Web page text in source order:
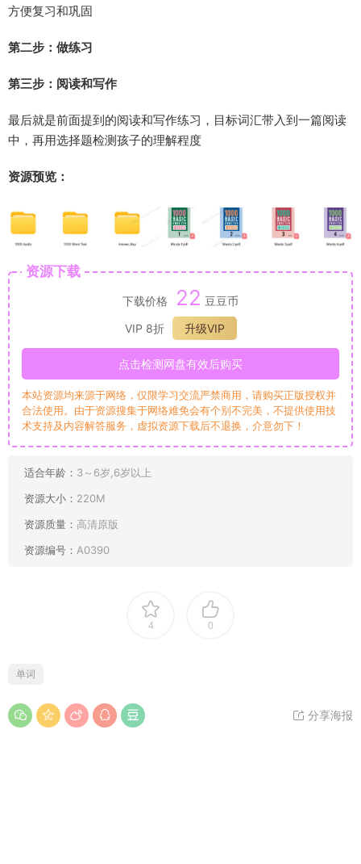
方便复习和巩固
第二步：做练习
第三步：阅读和写作
最后就是前面提到的阅读和写作练习，目标词汇带入到一篇阅读
中，再用选择题检测孩子的理解程度
资源预览：
资源下载
下载价格 22 豆豆币
VIP 8折
升级VIP
点击检测网盘有效后购买
本站资源均来源于网络，仅限学习交流严禁商用，请购买正版授权并
合法使用。由于资源搜集于网络难免会有个别不完美，不提供使用技
术支持及内容解答服务，虚拟资源下载后不退换，介意勿下！
适合年龄： 3～6岁,6岁以上
资源大小： 220M
资源质量： 高清原版
资源编号： A0390
4 0
单词
分享海报